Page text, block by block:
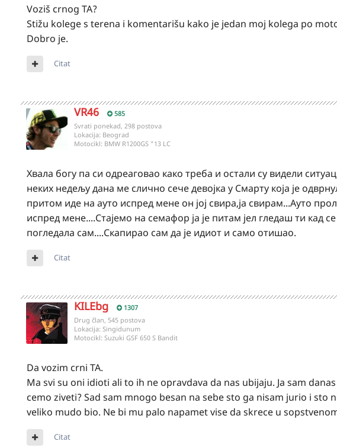
Voziš crnog TA?
Stižu kolege s terena i komentarišu kako je jedan moj kolega po
Dobro je.
Citat
VR46 585
Svrati ponekad, 298 postova
Lokacija: Beograd
Motocikl: BMW R1200GS "13 LC
Хвала богу па си одреаговао како треба и остали су видели
неких недељу дана ме слично сече девојка у Смарту која је
притом иде на ауто испред мене он јој свира,ја свирам...Ауто
испред мене....Стајемо на семафор ја је питам јел гледаш ти кад
погледала сам....Скапирао сам да је идиот и само отишао.
Citat
KILEbg 1307
Drug član, 545 postova
Lokacija: Singidunum
Motocikl: Suzuki GSF 650 S Bandit
Da vozim crni TA.
Ma svi su oni idioti ali to ih ne opravdava da nas ubijaju. Ja sam
cemo ziveti? Sad sam mnogo besan na sebe sto ga nisam jurio i sto
veliko mudo bio. Ne bi mu palo napamet vise da skrece u
Citat